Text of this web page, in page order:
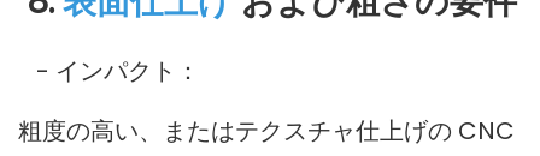
- インパクト：
粗度の高い、またはテクスチャ仕上げの CNC